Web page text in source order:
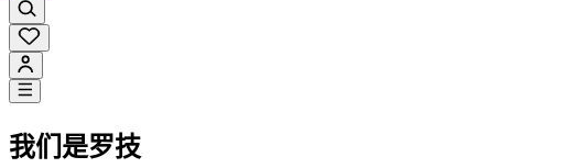
我们是罗技